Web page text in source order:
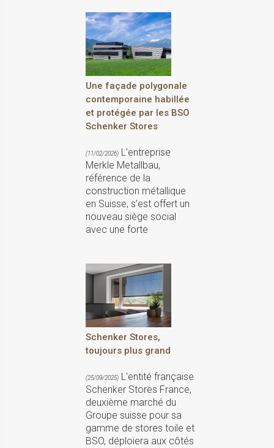
Une façade polygonale
contemporaine habillée
et protégée par les BSO
Schenker Stores
(11/02/2026) L’entreprise
Merkle Metallbau,
référence de la
construction métallique
en Suisse, s’est offert un
nouveau siège social
avec une forte
Schenker Stores,
toujours plus grand
(25/09/2025) L'entité française
Schenker Stores France,
deuxième marché du
Groupe suisse pour sa
gamme de stores toile et
BSO, déploiera aux côtés